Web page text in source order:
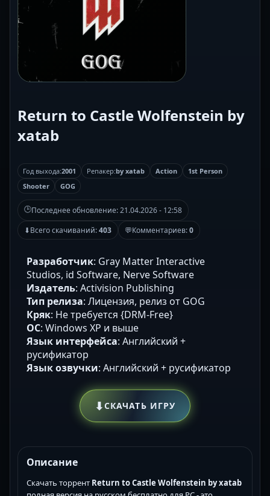
Return to Castle Wolfenstein by
xatab
Год выхода:2001 Репакер:by xatab Action
1st Person
Shooter
GOG
🕒Последнее обновление:21.04.2026 - 12:58
⬇Всего скачиваний:403 💬Комментариев:0
Разработчик: Gray Matter Interactive
Studios, id Software, Nerve Software
Издатель: Activision Publishing
Тип релиза: Лицензия, релиз от GOG
Кряк: Не требуется {DRM-Free}
ОС: Windows XP и выше
Язык интерфейса: Английский +
русификатор
Язык озвучки: Английский + русификатор
⬇СКАЧАТЬ ИГРУ
Описание
Скачать торрент Return to Castle Wolfenstein by xatab